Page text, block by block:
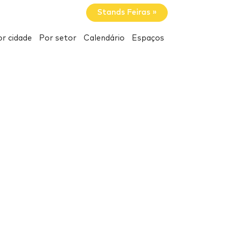
Stands Feiras »
cidade Por setor Calendário Espaços